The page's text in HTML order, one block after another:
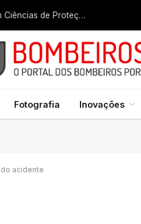
Liga dos Bombeiros quer fazer nascer licenciatura em Ciências de Proteção Civil e Bombeiros
Fotografia Inovações
acidente